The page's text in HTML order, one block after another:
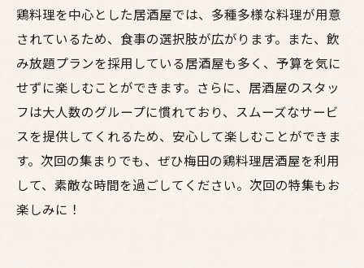
鶏料理を中心とした居酒屋では、多種多様な料理が用意
されているため、食事の選択肢が広がります。また、飲
み放題プランを採用している居酒屋も多く、予算を気に
せずに楽しむことができます。さらに、居酒屋のスタッ
フは大人数のグループに慣れており、スムーズなサービ
スを提供してくれるため、安心して楽しむことができま
す。次回の集まりでも、ぜひ梅田の鶏料理居酒屋を利用
して、素敵な時間を過ごしてください。次回の特集もお
楽しみに！